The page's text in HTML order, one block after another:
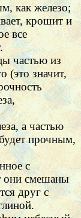
как железо;
крошит и
все
частью из
(это значит,
а частью
прочным,
с
они смешаны
друг с